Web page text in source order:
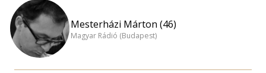
Mesterházi Márton (46)
Magyar Rádió (Budapest)